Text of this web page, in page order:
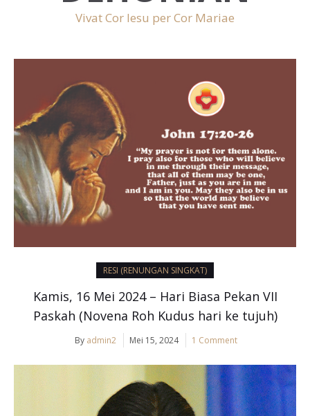
Vivat Cor Iesu per Cor Mariae
RESI (RENUNGAN SINGKAT)
Kamis, 16 Mei 2024 – Hari Biasa Pekan VII
Paskah (Novena Roh Kudus hari ke tujuh)
By admin2 Mei 15, 2024 1 Comment